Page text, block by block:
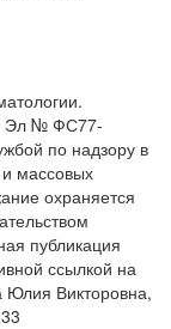
Эл № ФС77-
по надзору в
массовых
охраняется
публикация
ссылкой на
Юлия Викторовна,